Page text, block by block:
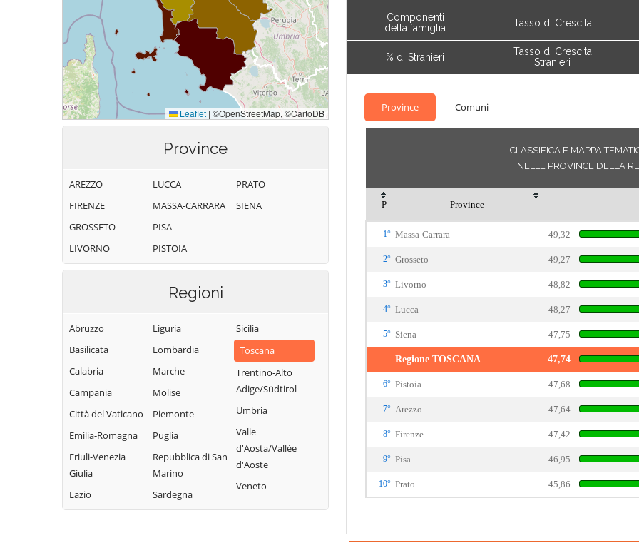
Province
AREZZO
FIRENZE
GROSSETO
LIVORNO
LUCCA
MASSA-CARRARA
PISA
PISTOIA
PRATO
SIENA
Regioni
Abruzzo
Basilicata
Calabria
Campania
Città del Vaticano
Emilia-Romagna
Friuli-Venezia
Giulia
Lazio
Liguria
Lombardia
Marche
Molise
Piemonte
Puglia
Repubblica di San
Marino
Sardegna
Sicilia
Toscana
Trentino-Alto
Adige/Südtirol
Umbria
Valle
d'Aosta/Vallée
d'Aoste
Veneto
Componenti
della famiglia
% di Stranieri
Tasso di Crescita
Tasso di Crescita
Stranieri
Province Comuni
CLASSIFICA E MAPPA
NELLE PROVINCE DELLA
P Province
1° Massa-Carrara 49,32
2° Grosseto 49,27
3° Livorno 48,82
4° Lucca 48,27
5° Siena 47,75
Regione TOSCANA 47,74
6° Pistoia 47,68
7° Arezzo 47,64
8° Firenze 47,42
9° Pisa 46,95
10° Prato 45,86